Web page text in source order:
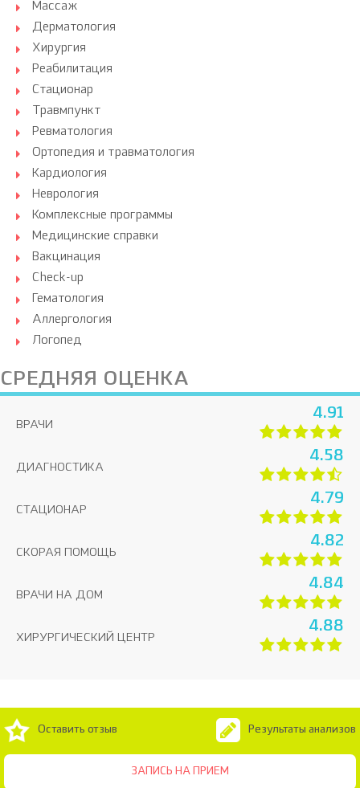
Массаж
Дерматология
Хирургия
Реабилитация
Стационар
Травмпункт
Ревматология
Ортопедия и травматология
Кардиология
Неврология
Комплексные программы
Медицинские справки
Вакцинация
Check-up
Гематология
Аллергология
Логопед
СРЕДНЯЯ ОЦЕНКА
ВРАЧИ
4.91
ДИАГНОСТИКА
4.58
СТАЦИОНАР
4.79
СКОРАЯ ПОМОЩЬ
4.82
ВРАЧИ НА ДОМ
4.84
ХИРУРГИЧЕСКИЙ ЦЕНТР
4.88
ЗАПИСЬ НА ПРИЕМ
Оставить отзыв Результаты анализов